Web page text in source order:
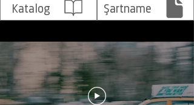
Katalog Şartname